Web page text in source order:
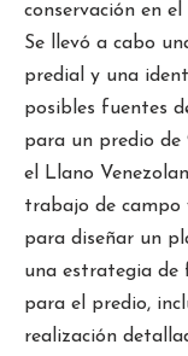
conservación en
Se llevó a cabo
predial y una
posibles fuentes
para un predio de
el Llano
trabajo de campo
para diseñar un
una estrategia de
para el predio,
realización